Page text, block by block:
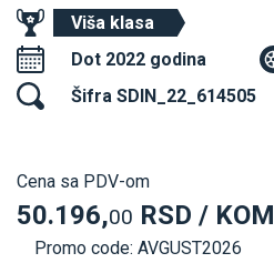
Viša klasa
Dot 2022 godina
Šifra SDIN_22_614505
Cena sa PDV-om
50.196,00 RSD / KOM
Promo code: AVGUST2026